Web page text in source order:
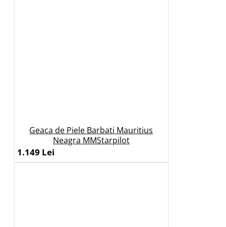
Geaca de Piele Barbati Mauritius
Neagra MMStarpilot
1.149 Lei